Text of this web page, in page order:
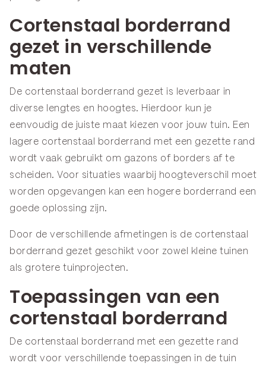
Cortenstaal borderrand
gezet in verschillende
maten
De cortenstaal borderrand gezet is leverbaar in
diverse lengtes en hoogtes. Hierdoor kun je
eenvoudig de juiste maat kiezen voor jouw tuin. Een
lagere cortenstaal borderrand met een gezette rand
wordt vaak gebruikt om gazons of borders af te
scheiden. Voor situaties waarbij hoogteverschil moet
worden opgevangen kan een hogere borderrand een
goede oplossing zijn.
Door de verschillende afmetingen is de cortenstaal
borderrand gezet geschikt voor zowel kleine tuinen
als grotere tuinprojecten.
Toepassingen van een
cortenstaal borderrand
De cortenstaal borderrand met een gezette rand
wordt voor verschillende toepassingen in de tuin